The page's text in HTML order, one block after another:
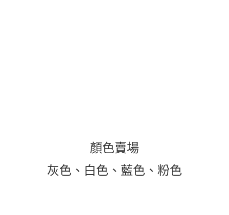
顏色賣場
灰色、白色、藍色、粉色